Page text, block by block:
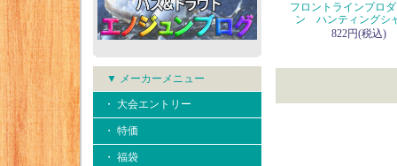
▼ メーカーメニュー
・ 大会エントリー
・ 特価
・ 福袋
フロントラインプロ
ン ハンティングシ
822円(税込)